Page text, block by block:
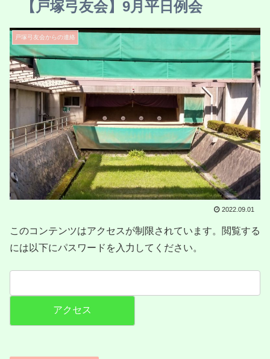
【戸塚弓友会】9月平日例会
戸塚弓友会からの連絡
2022.09.01
このコンテンツはアクセスが制限されています。閲覧する
には以下にパスワードを入力してください。